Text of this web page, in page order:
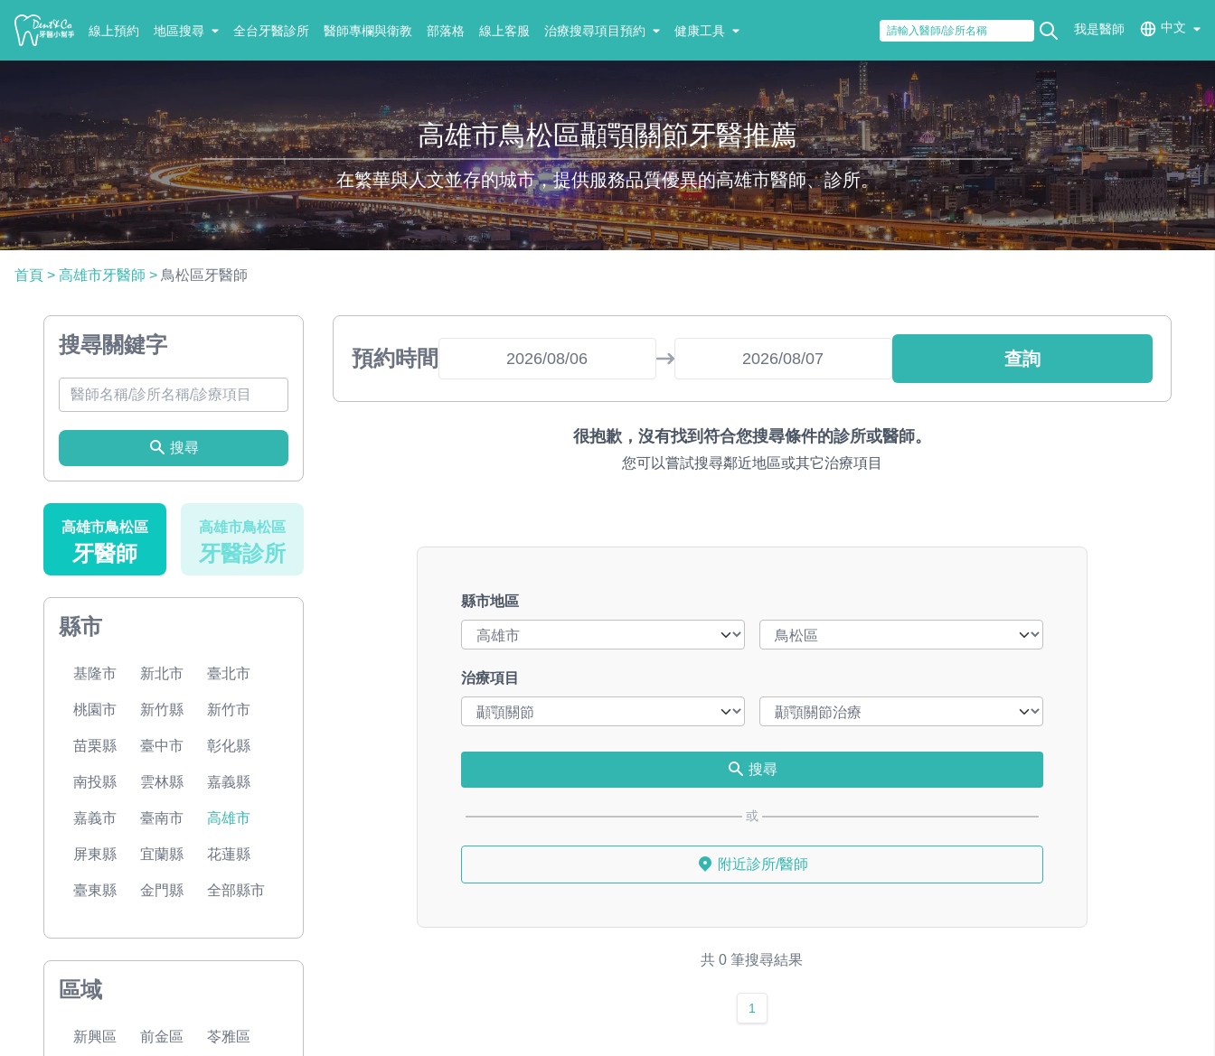
線上預約 地區搜尋 全台牙醫診所 醫師專欄與衛教 部落格 線上客服 治療搜尋項目預約 健康工具 我是醫師 中文
高雄市鳥松區顳顎關節牙醫推薦
在繁華與人文並存的城市，提供服務品質優異的高雄市醫師、診所。
首頁 > 高雄市牙醫師 > 鳥松區牙醫師
搜尋關鍵字
搜尋
高雄市鳥松區
牙醫師
高雄市鳥松區
牙醫診所
縣市
基隆市 新北市 臺北市
桃園市 新竹縣 新竹市
苗栗縣 臺中市 彰化縣
南投縣 雲林縣 嘉義縣
嘉義市 臺南市 高雄市
屏東縣 宜蘭縣 花蓮縣
臺東縣 金門縣 全部縣市
區域
新興區 前金區 苓雅區
預約時間 查詢
很抱歉，沒有找到符合您搜尋條件的診所或醫師。
您可以嘗試搜尋鄰近地區或其它治療項目
縣市地區
治療項目
搜尋
或
附近診所/醫師
共 0 筆搜尋結果
1